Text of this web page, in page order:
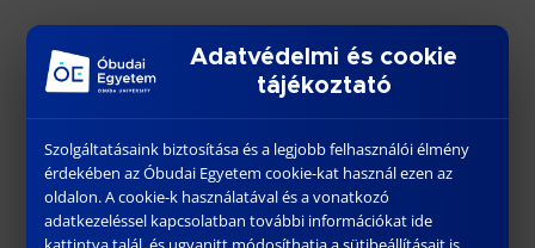
További híreink
Adatvédelmi és cookie
tájékoztató
Szolgáltatásaink biztosítása és a legjobb felhasználói élmény
érdekében az Óbudai Egyetem cookie-kat használ ezen az
oldalon. A cookie-k használatával és a vonatkozó
adatkezeléssel kapcsolatban további információkat ide